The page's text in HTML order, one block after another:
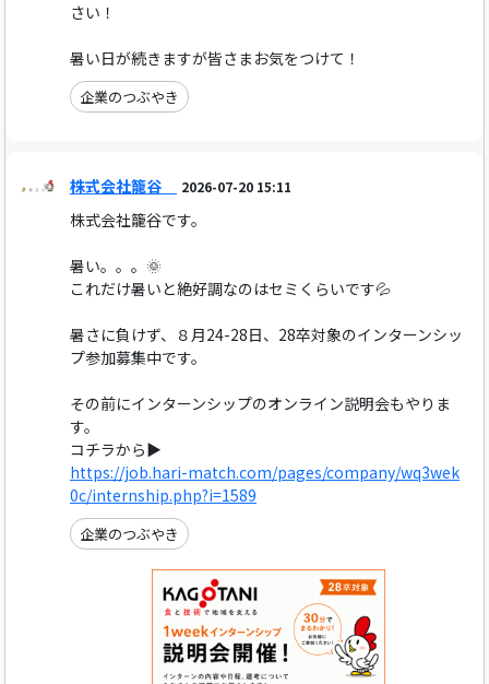
さい！
暑い日が続きますが皆さまお気をつけて！
企業のつぶやき
株式会社籠谷 2026-07-20 15:11
株式会社籠谷です。
暑い。。。🌞
これだけ暑いと絶好調なのはセミくらいです💦
暑さに負けず、８月24-28日、28卒対象のインターンシッ
プ参加募集中です。
その前にインターンシップのオンライン説明会もやりま
す。
コチラから▶
https://job.hari-match.com/pages/company/wq3wek
0c/internship.php?i=1589
企業のつぶやき